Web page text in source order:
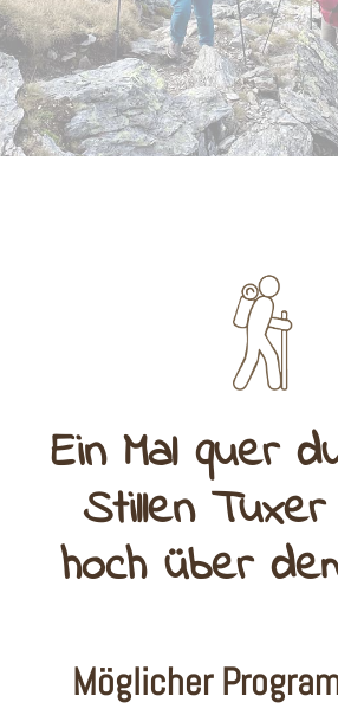
Ein Mal quer
Stillen
hoch über
Möglicher